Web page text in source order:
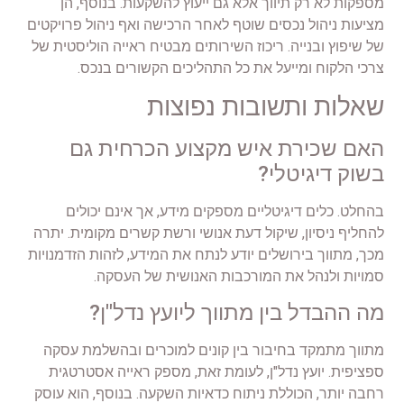
מציעות ניהול נכסים שוטף לאחר הרכישה ואף ניהול פרויקטים
של שיפוץ ובנייה. ריכוז השירותים מבטיח ראייה הוליסטית של
צרכי הלקוח ומייעל את כל התהליכים הקשורים בנכס.
שאלות ותשובות נפוצות
האם שכירת איש מקצוע הכרחית גם
בשוק דיגיטלי?
בהחלט. כלים דיגיטליים מספקים מידע, אך אינם יכולים
להחליף ניסיון, שיקול דעת אנושי ורשת קשרים מקומית. יתרה
מכך, מתווך בירושלים יודע לנתח את המידע, לזהות הזדמנויות
סמויות ולנהל את המורכבות האנושית של העסקה.
מה ההבדל בין מתווך ליועץ נדל"ן?
מתווך מתמקד בחיבור בין קונים למוכרים ובהשלמת עסקה
ספציפית. יועץ נדל"ן, לעומת זאת, מספק ראייה אסטרטגית
רחבה יותר, הכוללת ניתוח כדאיות השקעה. בנוסף, הוא עוסק